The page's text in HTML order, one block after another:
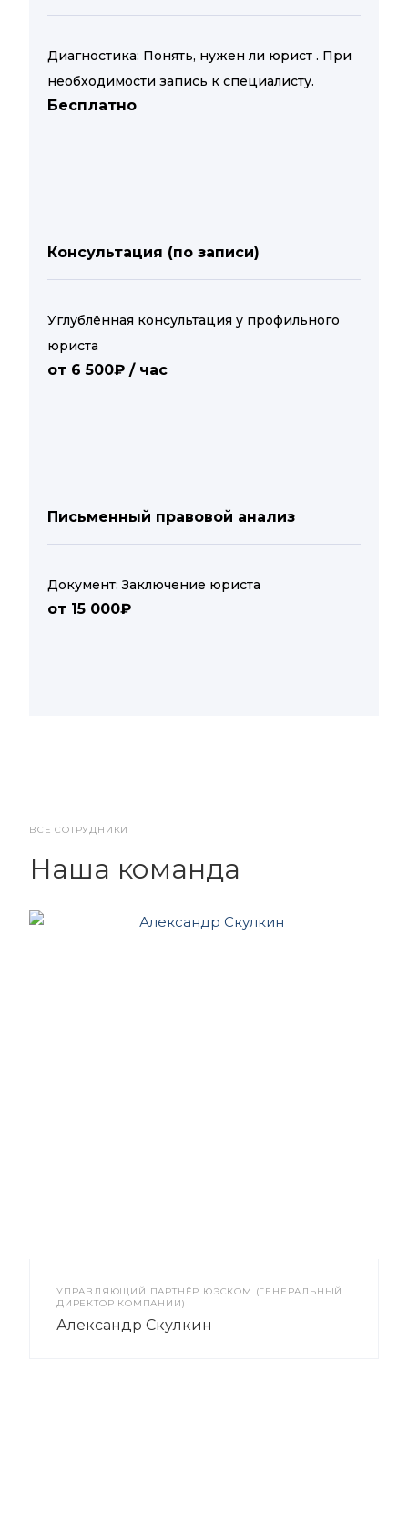
Диагностика: Понять, нужен ли юрист . При
необходимости запись к специалисту.
Бесплатно
Консультация (по записи)
Углублённая консультация у профильного
юриста
от 6 500₽ / час
Письменный правовой анализ
Документ: Заключение юриста
от 15 000₽
ВСЕ СОТРУДНИКИ
Наша команда
УПРАВЛЯЮЩИЙ ПАРТНЁР ЮЭСКОМ (ГЕНЕРАЛЬНЫЙ
ДИРЕКТОР КОМПАНИИ)
Александр Скулкин